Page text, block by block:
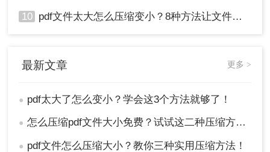
10 pdf文件太大怎么压缩变小？8种方法让文件轻松"瘦身"！
最新文章 更多 >
● pdf太大了怎么变小？学会这3个方法就够了！
● 怎么压缩pdf文件大小免费？试试这二种压缩方法！
● pdf文件怎么压缩大小？教你三种实用压缩方法！